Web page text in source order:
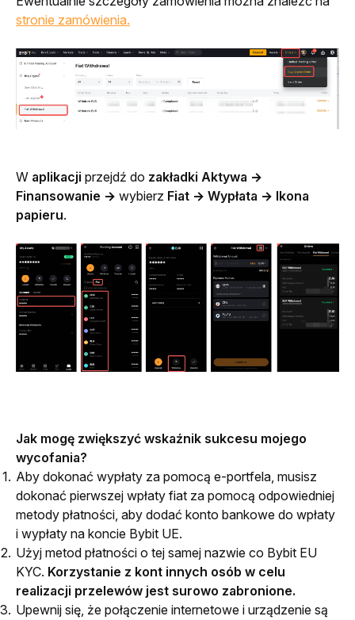
stronie zamówienia.
W aplikacji przejdź do zakładki Aktywa →
Finansowanie → wybierz Fiat → Wypłata → Ikona
papieru.
Jak mogę zwiększyć wskaźnik sukcesu mojego
wycofania?
Aby dokonać wypłaty za pomocą e-portfela, musisz
dokonać pierwszej wpłaty fiat za pomocą odpowiedniej
metody płatności, aby dodać konto bankowe do wpłaty
i wypłaty na koncie Bybit UE.
Użyj metod płatności o tej samej nazwie co Bybit EU
KYC. Korzystanie z kont innych osób w celu
realizacji przelewów jest surowo zabronione.
Upewnij się, że połączenie internetowe i urządzenie są